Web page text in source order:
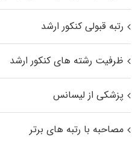
رتبه قبولی کنکور ارشد
ظرفیت رشته های کنکور ارشد
پزشکی از لیسانس
مصاحبه با رتبه های برتر